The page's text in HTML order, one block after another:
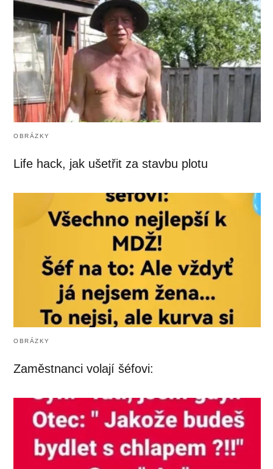
OBRÁZKY
Life hack, jak ušetřit za stavbu plotu
OBRÁZKY
Zaměstnanci volají šéfovi: